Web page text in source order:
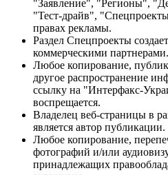
"Заявление", "Регионы",
"Тест-драйв",
правах рекламы.
Раздел Спецпроекты
коммерческими партнерами.
Любое копирование,
другое распространение
ссылку на "Интерфакс-
воспрещается.
Владелец веб-страницы в
является автор публикации.
Любое копирование,
фотографий и/или
принадлежащих